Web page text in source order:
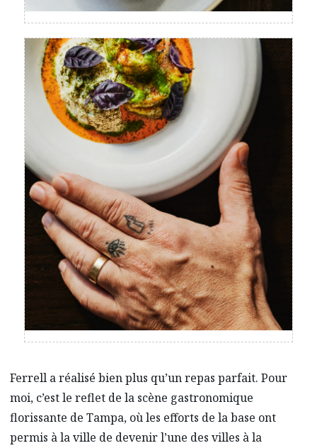
Ferrell a réalisé bien plus qu’un repas parfait. Pour
moi, c’est le reflet de la scène gastronomique
florissante de Tampa, où les efforts de la base ont
permis à la ville de devenir l’une des villes à la